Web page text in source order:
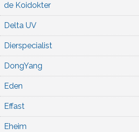
de Koidokter
Delta UV
Dierspecialist
DongYang
Eden
Effast
Eheim